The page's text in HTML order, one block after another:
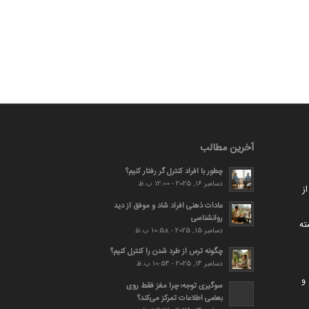
و
آخرین مطالب
چطور با افراد کنترل گر رفتار کنیم؟
دسامبر 16, 2025 - 12:00 ب.ظ
عادات ذهنی افراد شاد و موفق از دید
روانشناسی
دسامبر 15, 2025 - 10:58 ب.ظ
چگونه ترس از طرد شدن را کنترل کنیم؟
دسامبر 14, 2025 - 10:54 ب.ظ
سوگیری توجه؛ چرا مغز فقط روی
بعضی اطلاعات تمرکز می‌کند؟